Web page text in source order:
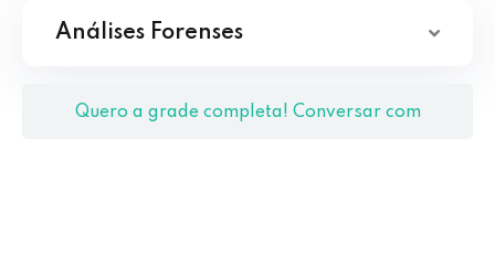
Análises Forenses
Quero a grade completa! Conversar com